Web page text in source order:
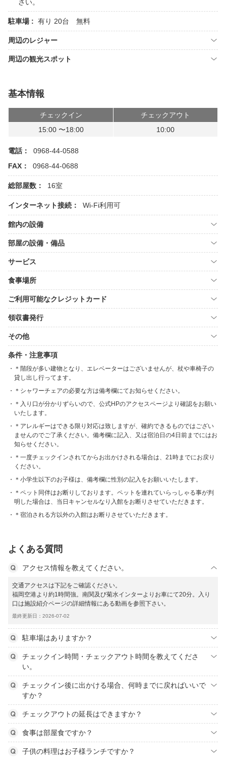
さい。
駐車場 : 有り 20台 無料
周辺のレジャー
周辺の観光スポット
基本情報
チェックイン
チェックアウト
15:00 〜18:00
10:00
電話：
0968-44-0588
FAX：
0968-44-0688
総部屋数： 16室
インターネット接続： Wi-Fi利用可
館内の設備
部屋の設備・備品
サービス
食事場所
ご利用可能なクレジットカード
領収書発行
その他
条件・注意事項
＊階段が多い建物となり、エレベーターはございませんが、杖や車椅子の
貸し出し行ってます。
＊シャワーチェアの必要な方は備考欄にてお知らせください。
＊入り口が分かりずらいので、公式HPのアクセスページより確認をお願い
いたします。
＊アレルギーはできる限り対応は致しますが、確約できるものではござい
ませんのでご了承ください。備考欄に記入、又は宿泊日の4日前までにはお
知らせください。
＊一度チェックインされてからお出かけされる場合は、21時までにお戻り
ください。
＊小学生以下のお子様は、備考欄に性別の記入をお願いいたします。
＊ペット同伴はお断りしております。ペットを連れていらっしゃる事が判
明した場合は、当日キャンセルなり入館をお断りさせていただきます。
＊宿泊される方以外の入館はお断りさせていただきます。
よくある質問
アクセス情報を教えてください。
交通アクセスは下記をご確認ください。
福岡空港より約1時間強。南関及び菊水インターよりお車にて20分。入り
口は施設紹介ページの詳細情報にある動画を参照下さい。
最終更新日：2026-07-02
駐車場はありますか？
チェックイン時間・チェックアウト時間を教えてくださ
い。
チェックイン後に出かける場合、何時までに戻ればいいで
すか？
チェックアウトの延長はできますか？
食事は部屋食ですか？
子供の料理はお子様ランチですか？